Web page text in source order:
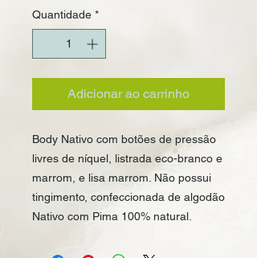
Quantidade *
Adicionar ao carrinho
Body Nativo com botões de pressão
livres de níquel, listrada eco-branco e
marrom, e lisa marrom. Não possui
tingimento, confeccionada de algodão
Nativo com Pima 100% natural.